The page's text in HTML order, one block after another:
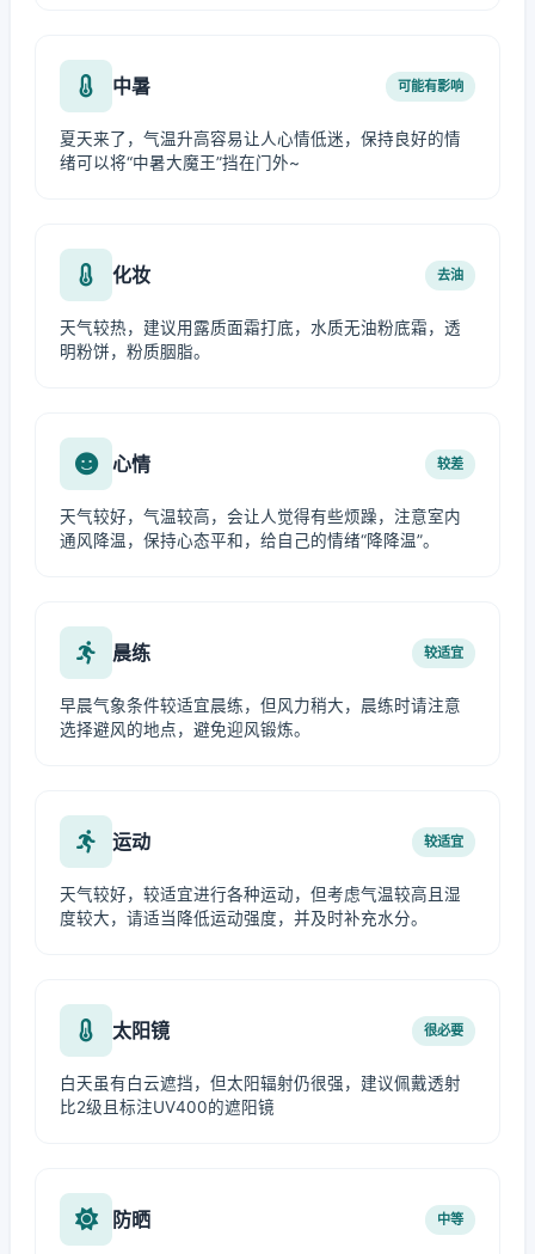
中暑 可能有影响
夏天来了，气温升高容易让人心情低迷，保持良好的情
绪可以将“中暑大魔王”挡在门外~
化妆 去油
天气较热，建议用露质面霜打底，水质无油粉底霜，透
明粉饼，粉质胭脂。
心情 较差
天气较好，气温较高，会让人觉得有些烦躁，注意室内
通风降温，保持心态平和，给自己的情绪“降降温”。
晨练 较适宜
早晨气象条件较适宜晨练，但风力稍大，晨练时请注意
选择避风的地点，避免迎风锻炼。
运动 较适宜
天气较好，较适宜进行各种运动，但考虑气温较高且湿
度较大，请适当降低运动强度，并及时补充水分。
太阳镜 很必要
白天虽有白云遮挡，但太阳辐射仍很强，建议佩戴透射
比2级且标注UV400的遮阳镜
防晒 中等